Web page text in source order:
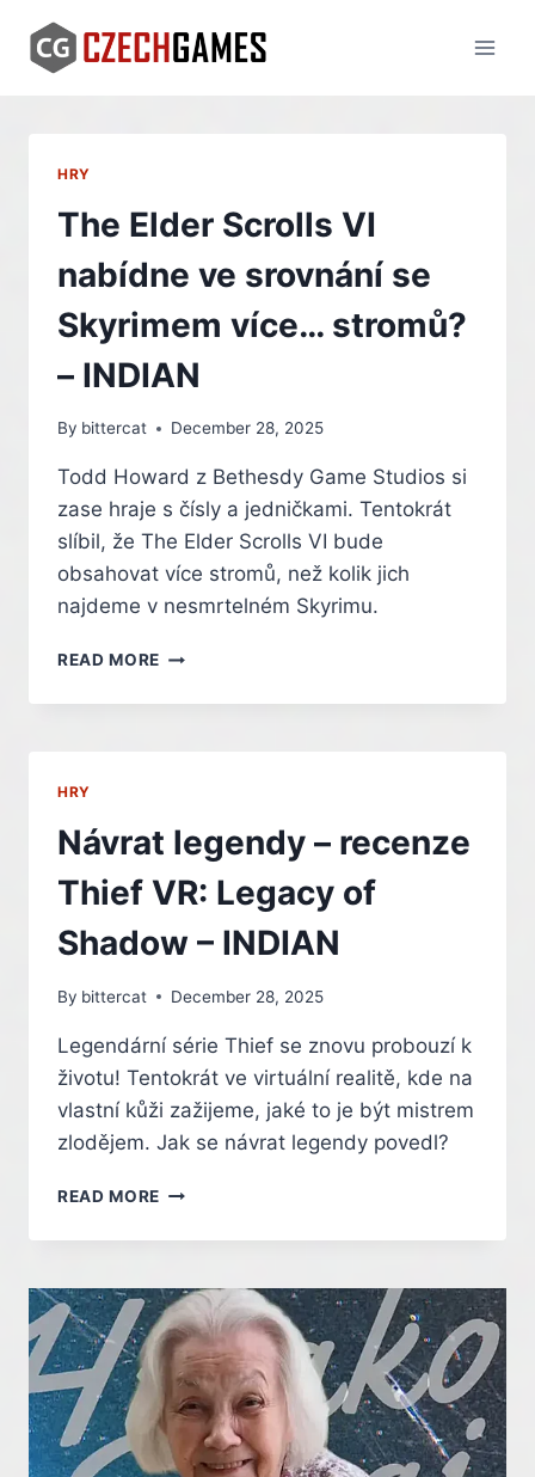
content
HRY
The Elder Scrolls VI
nabídne ve srovnání se
Skyrimem více… stromů?
– INDIAN
By bittercat December 28, 2025
Todd Howard z Bethesdy Game Studios si
zase hraje s čísly a jedničkami. Tentokrát
slíbil, že The Elder Scrolls VI bude
obsahovat více stromů, než kolik jich
najdeme v nesmrtelném Skyrimu.
READ MORE THE
SCROLLS
SE
SKYRIMEM
VÍCE…
STROMŮ?
INDIAN
HRY
Návrat legendy – recenze
Thief VR: Legacy of
Shadow – INDIAN
By bittercat December 28, 2025
Legendární série Thief se znovu probouzí k
životu! Tentokrát ve virtuální realitě, kde na
vlastní kůži zažijeme, jaké to je být mistrem
zlodějem. Jak se návrat legendy povedl?
READ MORE NÁVRAT
–
THIEF
VR:
LEGACY
SHADOW
–
INDIAN